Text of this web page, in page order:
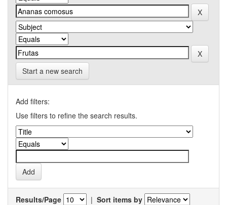
Start a new search
Add filters:
Use filters to refine the search results.
Results/Page | Sort items by